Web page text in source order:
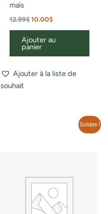
maïs
12.99$ 10.00$
Ajouter au
panier
Ajouter à la liste de
souhait
Soldes !